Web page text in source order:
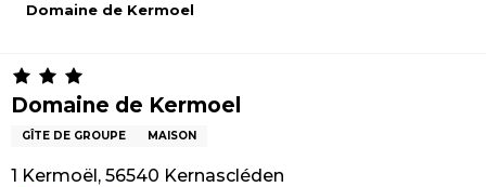
Domaine de Kermoel
Domaine de Kermoel
GÎTE DE GROUPE MAISON
1 Kermoël, 56540 Kernascléden